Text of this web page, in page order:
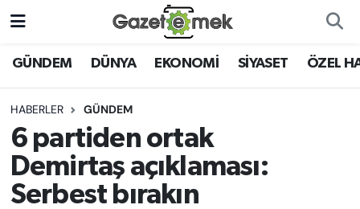
GÜNDEM DÜNYA EKONOMİ SİYASET ÖZEL
HABERLER GÜNDEM
6 partiden ortak
Demirtaş açıklaması:
Serbest bırakın
DÜNYA
EKONOMİ
EMEK HABERLERİ
YENİ MEDYADA EMEK
GAZETECİLİĞİNİ GELİŞTİRMEK
Nöbetçi Eczaneler
Hava Durumu
İstanbul Namaz Vakitleri
Trafik Durumu